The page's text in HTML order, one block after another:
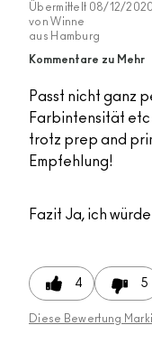
Übermittelt 08/12/2020
von Winne
aus Hamburg
Kommentare zu Mehr
Passt nicht ganz
Farbintensität
trotz prep and
Empfehlung!
Fazit Ja, ich
4 5
Diese Bewertung